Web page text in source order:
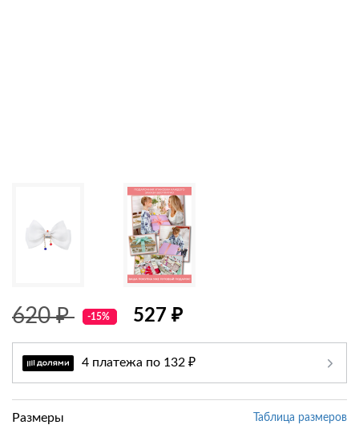
620 ₽ -15% 527 ₽
4 платежа по 132 ₽
Таблица размеров
Размеры